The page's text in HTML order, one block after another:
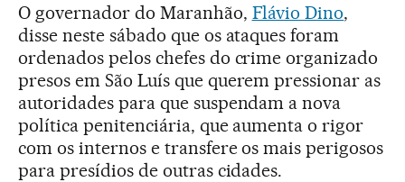
O governador do Maranhão, Flávio Dino,
disse neste sábado que os ataques foram
ordenados pelos chefes do crime organizado
presos em São Luís que querem pressionar as
autoridades para que suspendam a nova
política penitenciária, que aumenta o rigor
com os internos e transfere os mais perigosos
para presídios de outras cidades.